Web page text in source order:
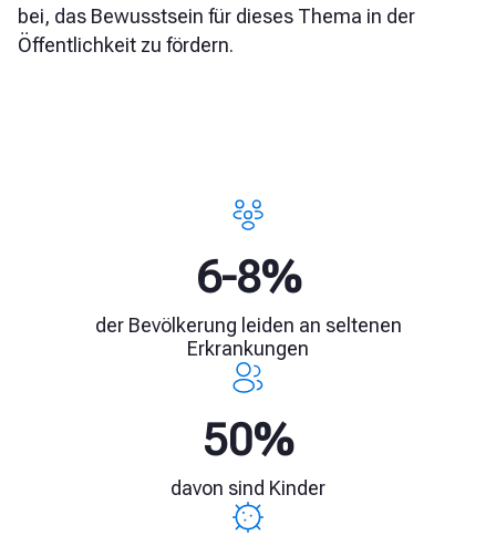
bei, das Bewusstsein für dieses Thema in der
Öffentlichkeit zu fördern.
6-8%
der Bevölkerung leiden an seltenen
Erkrankungen
50%
davon sind Kinder